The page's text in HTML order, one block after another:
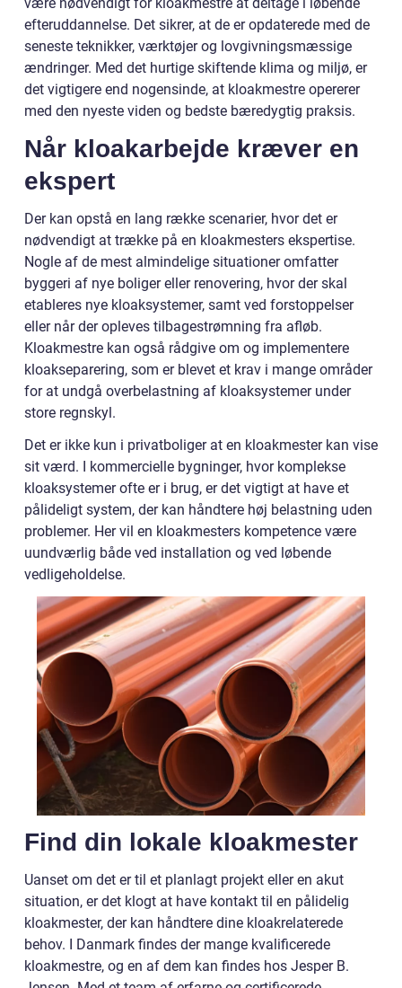
efteruddannelse. Det sikrer, at de er opdaterede med de
seneste teknikker, værktøjer og lovgivningsmæssige
ændringer. Med det hurtige skiftende klima og miljø, er
det vigtigere end nogensinde, at kloakmestre opererer
med den nyeste viden og bedste bæredygtig praksis.
Når kloakarbejde kræver en
ekspert
Der kan opstå en lang række scenarier, hvor det er
nødvendigt at trække på en kloakmesters ekspertise.
Nogle af de mest almindelige situationer omfatter
byggeri af nye boliger eller renovering, hvor der skal
etableres nye kloaksystemer, samt ved forstoppelser
eller når der opleves tilbagestrømning fra afløb.
Kloakmestre kan også rådgive om og implementere
kloakseparering, som er blevet et krav i mange områder
for at undgå overbelastning af kloaksystemer under
store regnskyl.
Det er ikke kun i privatboliger at en kloakmester kan vise
sit værd. I kommercielle bygninger, hvor komplekse
kloaksystemer ofte er i brug, er det vigtigt at have et
pålideligt system, der kan håndtere høj belastning uden
problemer. Her vil en kloakmesters kompetence være
uundværlig både ved installation og ved løbende
vedligeholdelse.
Find din lokale kloakmester
Uanset om det er til et planlagt projekt eller en akut
situation, er det klogt at have kontakt til en pålidelig
kloakmester, der kan håndtere dine kloakrelaterede
behov. I Danmark findes der mange kvalificerede
kloakmestre, og en af dem kan findes hos Jesper B.